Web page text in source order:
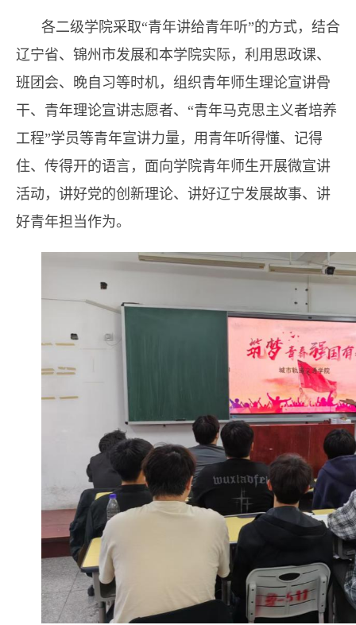
各二级学院采取“青年讲给青年听”的方式，结合
辽宁省、锦州市发展和本学院实际，利用思政课、
班团会、晚自习等时机，组织青年师生理论宣讲骨
干、青年理论宣讲志愿者、“青年马克思主义者培养
工程”学员等青年宣讲力量，用青年听得懂、记得
住、传得开的语言，面向学院青年师生开展微宣讲
活动，讲好党的创新理论、讲好辽宁发展故事、讲
好青年担当作为。